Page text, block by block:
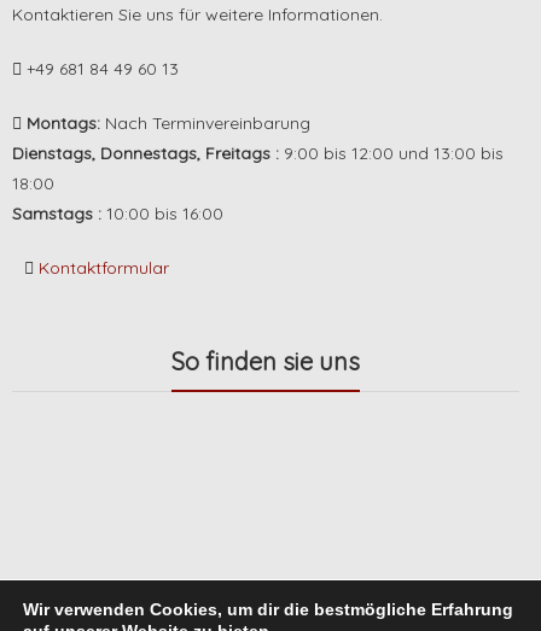
Kontaktieren Sie uns für weitere Informationen.
+49 681 84 49 60 13
Montags:Nach Terminvereinbarung
Dienstags, Donnestags, Freitags : 9:00 bis 12:00 und 13:00 bis
18:00
Samstags : 10:00 bis 16:00
Kontaktformular
So finden sie uns
Wir verwenden Cookies, um dir die bestmögliche Erfahrung